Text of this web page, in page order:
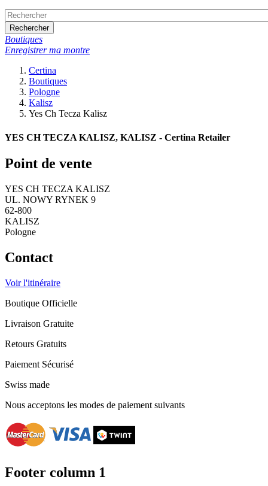
Rechercher
Boutiques
Enregistrer ma montre
Certina
Boutiques
Pologne
Kalisz
Yes Ch Tecza Kalisz
YES CH TECZA KALISZ, KALISZ - Certina Retailer
Point de vente
YES CH TECZA KALISZ
UL. NOWY RYNEK 9
62-800
KALISZ
Pologne
Contact
Voir l'itinéraire
Boutique Officielle
Livraison Gratuite
Retours Gratuits
Paiement Sécurisé
Swiss made
Nous acceptons les modes de paiement suivants
Footer column 1